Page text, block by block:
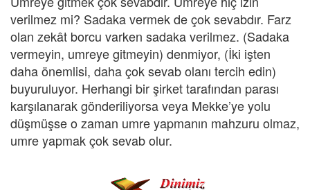
verilmez mi? Sadaka vermek de çok sevabdır. Farz
olan zekât borcu varken sadaka verilmez. (Sadaka
vermeyin, umreye gitmeyin) denmiyor, (İki işten
daha önemlisi, daha çok sevab olanı tercih edin)
buyuruluyor. Herhangi bir şirket tarafından parası
karşılanarak gönderiliyorsa veya Mekke’ye yolu
düşmüşse o zaman umre yapmanın mahzuru olmaz,
umre yapmak çok sevab olur.